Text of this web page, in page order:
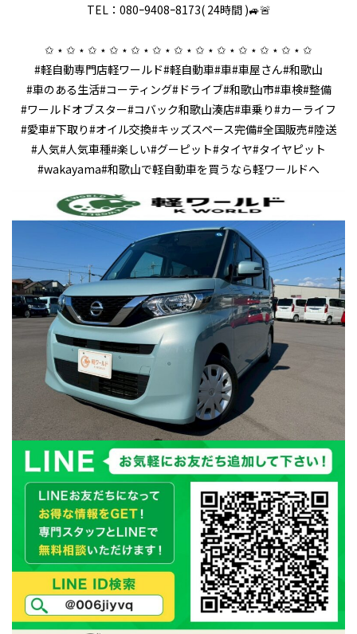
TEL：080ｰ9408ｰ8173( 24時間 )🚙🚨
✩ ⋆ ✩ ⋆ ✩ ⋆ ✩ ⋆ ✩ ⋆ ✩ ⋆ ✩ ⋆ ✩ ⋆ ✩ ⋆ ✩ ⋆ ✩ ⋆ ✩ ⋆ ✩
#軽自動専門店軽ワールド#軽自動車#車#車屋さん#和歌山
#車のある生活#コーティング#ドライブ#和歌山市#車検#整備
#ワールドオブスター#コバック和歌山湊店#車乗り#カーライフ
#愛車#下取り#オイル交換#キッズスペース完備#全国販売#陸送
#人気#人気車種#楽しい#グーピット#タイヤ#タイヤピット
#wakayama#和歌山で軽自動車を買うなら軽ワールドへ